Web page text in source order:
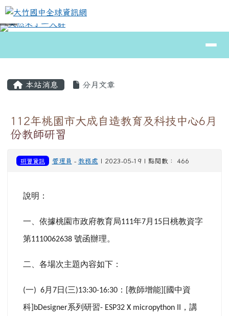
跳至主內容區
大竹國中全球資訊網
⏸
本站消息 分月文章
112年桃園市大成自造教育及科技中心6月
份教師研習
研習資訊 管理員 - 教務處 | 2023-05-19 | 點閱數： 466
說明：
一、依據桃園市政府教育局111年7月 15日桃教資字
第1110062638 號函辦理。
二、各場次主題內容如下：
(一) 6月 7日 (三)13:30-16:30 ： 教師增能
國中資
科 ]bDesigner系列研習- ESP32 X micropython II ，講